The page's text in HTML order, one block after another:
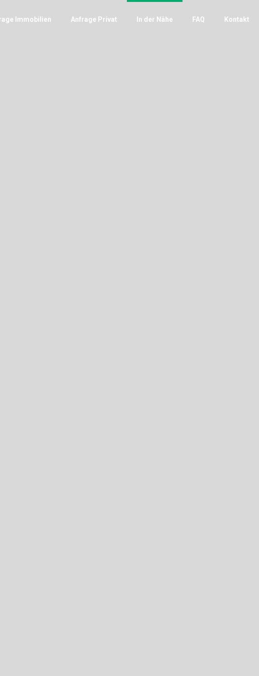
Immobilien Anfrage Privat In der Nähe FAQ Kontakt